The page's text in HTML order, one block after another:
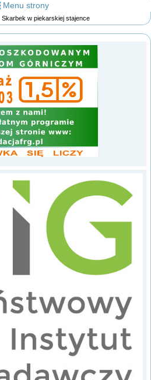
Menu strony
Skarbek w piekarskiej stajence